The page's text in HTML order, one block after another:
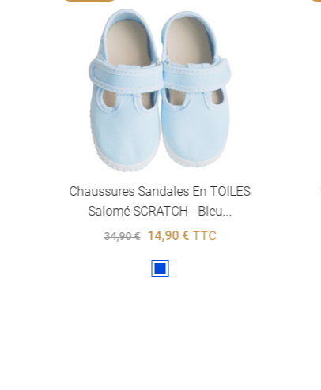
Chaussures Sandales En TOILES
Salomé SCRATCH - Bleu...
34,90 € 14,90 €TTC
Bleu